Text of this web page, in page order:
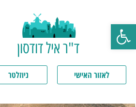
פתח סרגל נגישות
ד"ר איל דודסון
לאזור האישי ניוזלטר